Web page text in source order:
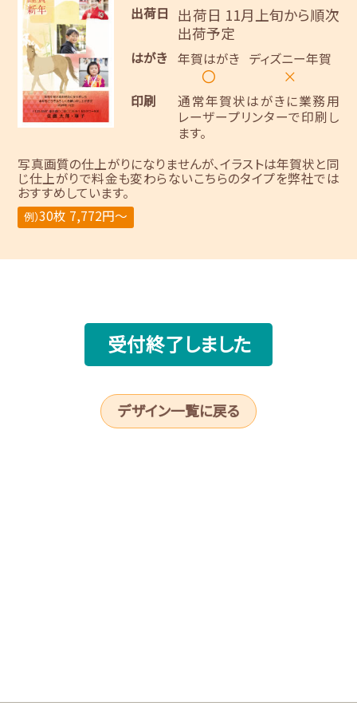
出荷日
出荷日 11月上旬から順次
出荷予定
はがき 年賀はがき
〇
ディズニー年賀
×
印刷
通常年賀状はがきに業務用
レーザープリンターで印刷し
ます。
写真画質の仕上がりになりませんが、イラストは年賀状と同
じ仕上がりで料金も変わらないこちらのタイプを弊社では
おすすめしています。
例）30枚 7,772円～
受付終了しました
デザイン一覧に戻る